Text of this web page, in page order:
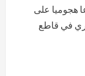
هجوميا على
في قاطع